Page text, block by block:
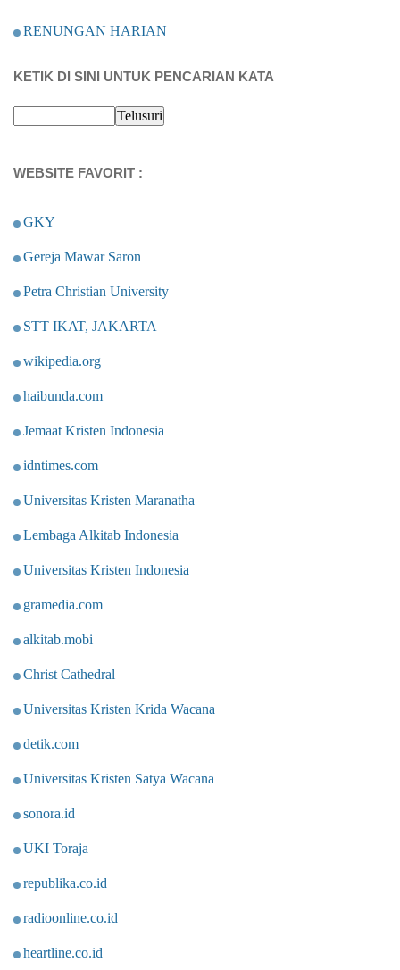
RENUNGAN HARIAN
KETIK DI SINI UNTUK PENCARIAN KATA
WEBSITE FAVORIT :
GKY
Gereja Mawar Saron
Petra Christian University
STT IKAT, JAKARTA
wikipedia.org
haibunda.com
Jemaat Kristen Indonesia
idntimes.com
Universitas Kristen Maranatha
Lembaga Alkitab Indonesia
Universitas Kristen Indonesia
gramedia.com
alkitab.mobi
Christ Cathedral
Universitas Kristen Krida Wacana
detik.com
Universitas Kristen Satya Wacana
sonora.id
UKI Toraja
republika.co.id
radioonline.co.id
heartline.co.id